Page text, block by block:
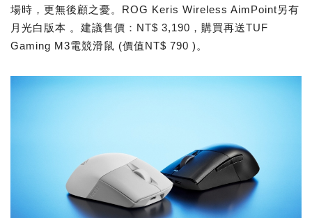
場時，更無後顧之憂。ROG Keris Wireless AimPoint另有
月光白版本 。建議售價：NT$ 3,190，購買再送TUF
Gaming M3電競滑鼠 (價值NT$ 790 )。